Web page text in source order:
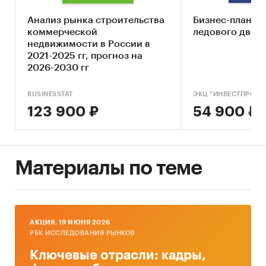
перспективу.
Регион исследования:Южный и Северо-
Кавказский федеральные округа и входящие в
них регионы.
отчет по исследованию состоит из 4 разделов,
общим объемом 52 страницы; иллюстрирован
Категории: Строительство и недвижимость /
Строительство
Россия
Анализ рынка строительства
коммерческой
недвижимости в России в
2021-2025 гг, прогноз на
2026-2030 гг
BUSINESSTAT
123 900 ₽
Бизнес-план
ледового
ЭКЦ
54 900 ₽
Материалы по теме
AКЦИЯ, 19 ИЮНЯ 2026
РБК ИССЛЕДОВАНИЯ РЫНКОВ
Ключевые отрасли: кадры,